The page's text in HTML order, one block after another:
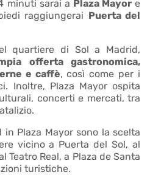
minuti sarai a Plaza Mayore
raggiungerai Puerta del
quartiere di Sol a Madrid,
offerta gastronomica,
e caffè, così come per i
Inoltre, Plaza Mayor ospita
concerti e mercati, tra
Plaza Mayor sono la scelta
vicino a Puerta del Sol, al
Teatro Real, a Plaza de Santa
turistiche.